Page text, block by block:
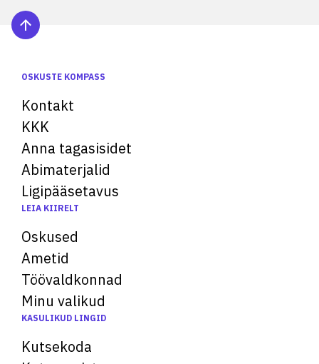
OSKUSTE KOMPASS
Kontakt
KKK
Anna tagasisidet
Abimaterjalid
Ligipääsetavus
LEIA KIIRELT
Oskused
Ametid
Töövaldkonnad
Minu valikud
KASULIKUD LINGID
Kutsekoda